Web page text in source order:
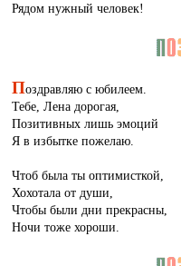
Рядом нужный человек!
Поздравляю с юбилеем.
Тебе, Лена дорогая,
Позитивных лишь эмоций
Я в избытке пожелаю.
Чтоб была ты оптимисткой,
Хохотала от души,
Чтобы были дни прекрасны,
Ночи тоже хороши.